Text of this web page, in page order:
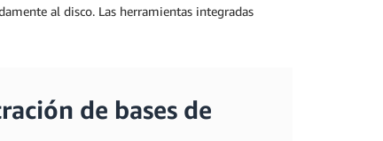
al disco. Las herramientas integradas
de bases de